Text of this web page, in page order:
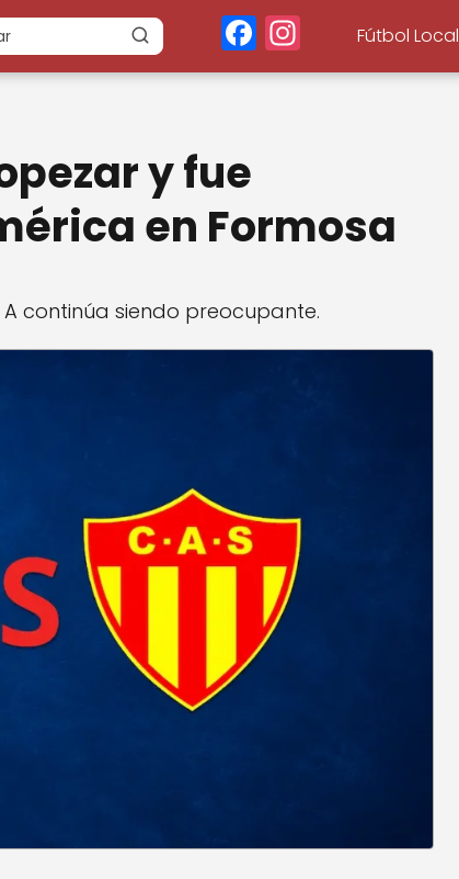
F
a
o
o
In
st
a
m
Fútbol Local
y fue
en Formosa
continúa siendo preocupante.